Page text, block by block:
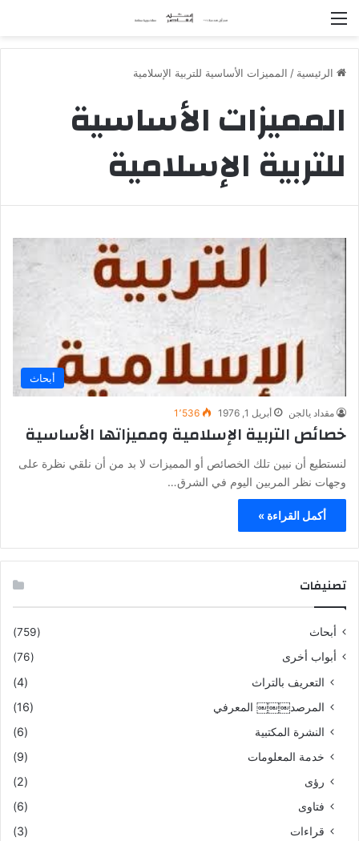
الرئيسية / المميزات الأساسية للتربية الإسلامية
المميزات الأساسية
للتربية الإسلامية
أبحاث
مقداد يالجن أبريل 1, 1976 1٬536
خصائص التربية الإسلامية ومميزاتها الأساسية
لنستطيع أن نبين تلك الخصائص أو المميزات لا بد من أن نلقي نظرة على
وجهات نظر المربين اليوم في الشرق…
أكمل القراءة »
تصنيفات
أبحاث
(759)
أبواب أخرى
(76)
التعريف بالتراث
(4)
المرصد￼￼￼ المعرفي
(16)
النشرة المكتبية
(6)
خدمة المعلومات
(9)
رؤى
(2)
فتاوى
(6)
قراءات
(3)